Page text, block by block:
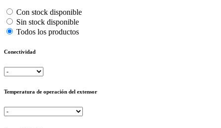
Con stock disponible
Sin stock disponible
Todos los productos
Conectividad
Temperatura de operación del extensor